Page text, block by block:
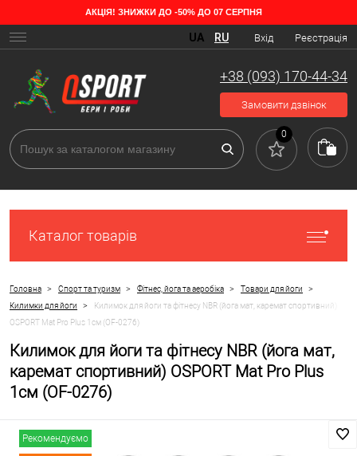
АКЦІЯ! ЗНИЖКИ ДО -50% ДО 07 СЕРПНЯ
Вхід Реєстрація
UA RU
+38 (093) 170-44-34
Замовити дзвінок
0
Каталог товарів
Головна > Спорт та туризм > Фітнес, йога та аеробіка > Товари для йоги >
Килимки для йоги >
Килимок для йоги та фітнесу NBR (йога мат, каремат спортивний)
OSPORT Mat Pro Plus 1см (OF-0276)
Килимок для йоги та фітнесу NBR (йога мат,
каремат спортивний) OSPORT Mat Pro Plus
1см (OF-0276)
Рекомендуємо